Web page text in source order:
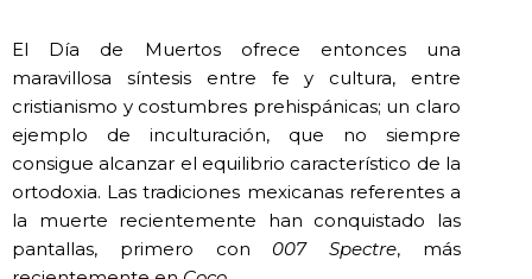
El Día de Muertos ofrece entonces una
maravillosa síntesis entre fe y cultura, entre
cristianismo y costumbres prehispánicas; un claro
ejemplo de inculturación, que no siempre
consigue alcanzar el equilibrio característico de la
ortodoxia. Las tradiciones mexicanas referentes a
la muerte recientemente han conquistado las
pantallas, primero con 007 Spectre, más